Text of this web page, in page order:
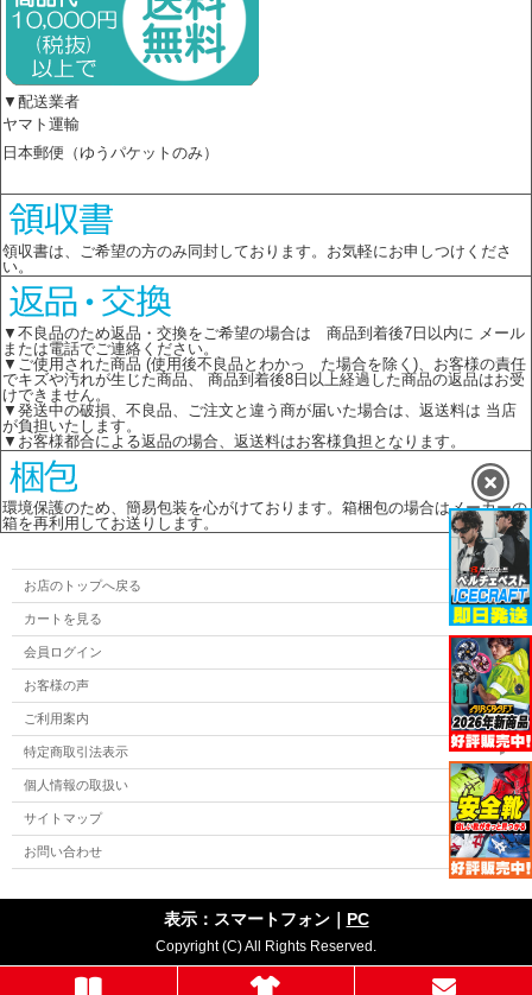
▼配送業者
ヤマト運輸
日本郵便（ゆうパケットのみ）
領収書は、ご希望の方のみ同封しております。お気軽にお申しつけくださ
い。
▼不良品のため返品・交換をご希望の場合は 商品到着後7日以内に メール
または電話でご連絡ください。
▼ご使用された商品 (使用後不良品とわかっ た場合を除く)、お客様の責任
でキズや汚れが生じた商品、 商品到着後8日以上経過した商品の返品はお受
けできません。
▼発送中の破損、不良品、ご注文と違う商が届いた場合は、返送料は 当店
が負担いたします。
▼お客様都合による返品の場合、返送料はお客様負担となります。
環境保護のため、簡易包装を心がけております。箱梱包の場合はメーカーの
箱を再利用してお送りします。
お店のトップへ戻る
カートを見る
会員ログイン
お客様の声
ご利用案内
特定商取引法表示
個人情報の取扱い
サイトマップ
お問い合わせ
表示：スマートフォン｜ PC
Copyright (C) All Rights Reserved.